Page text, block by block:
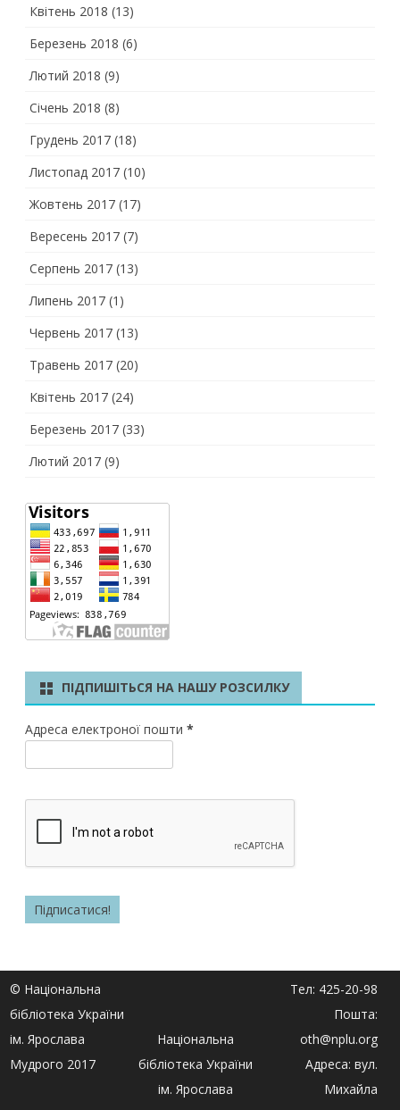
Квітень 2018 (13)
Березень 2018 (6)
Лютий 2018 (9)
Січень 2018 (8)
Грудень 2017 (18)
Листопад 2017 (10)
Жовтень 2017 (17)
Вересень 2017 (7)
Серпень 2017 (13)
Липень 2017 (1)
Червень 2017 (13)
Травень 2017 (20)
Квітень 2017 (24)
Березень 2017 (33)
Лютий 2017 (9)
ПІДПИШІТЬСЯ НА НАШУ РОЗСИЛКУ
Адреса електроної пошти *
© Національна
бібліотека України
ім. Ярослава
Мудрого 2017
Національна
бібліотека України
ім. Ярослава
Тел: 425-20-98
Пошта:
oth@nplu.org
Адреса: вул.
Михайла